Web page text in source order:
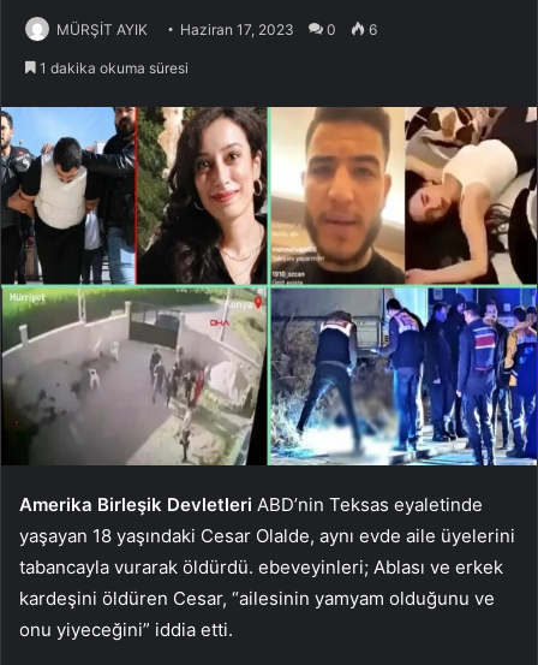
MÜRŞİT AYIK Haziran 17, 2023 0 6
1 dakika okuma süresi
Amerika Birleşik Devletleri ABD’nin Teksas eyaletinde
yaşayan 18 yaşındaki Cesar Olalde, aynı evde aile üyelerini
tabancayla vurarak öldürdü. ebeveyinleri; Ablası ve erkek
kardeşini öldüren Cesar, “ailesinin yamyam olduğunu ve
onu yiyeceğini” iddia etti.